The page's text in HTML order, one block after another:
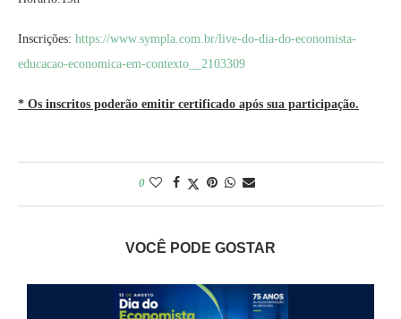
Inscrições: https://www.sympla.com.br/live-do-dia-do-economista-
educacao-economica-em-contexto__2103309
* Os inscritos poderão emitir certificado após sua participação.
0
VOCÊ PODE GOSTAR